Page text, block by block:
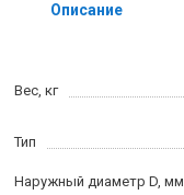
Описание
Вес, кг
Тип
Наружный диаметр D, мм